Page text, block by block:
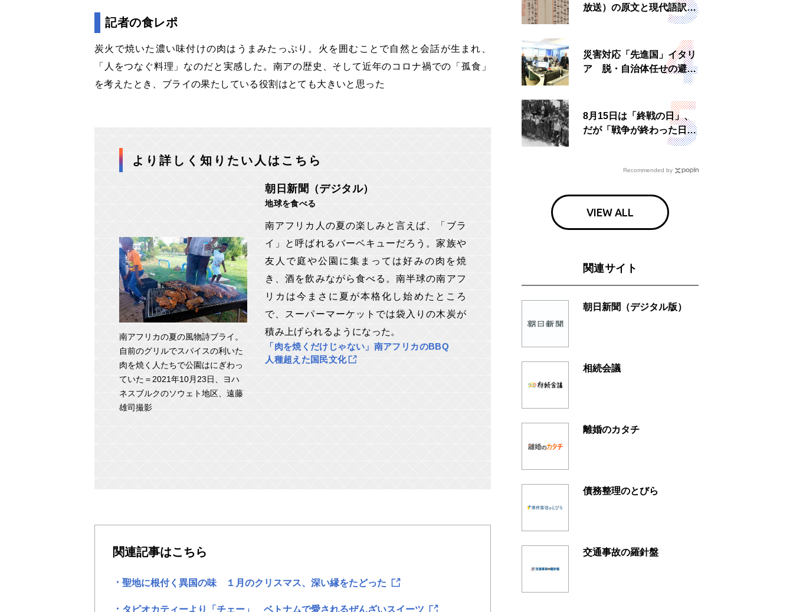
記者の食レポ
炭火で焼いた濃い味付けの肉はうまみたっぷり。火を囲むことで自然と会話が生まれ、
「人をつなぐ料理」なのだと実感した。南アの歴史、そして近年のコロナ禍での「孤食」
を考えたとき、ブライの果たしている役割はとても大きいと思った
より詳しく知りたい人はこちら
南アフリカの夏の風物詩ブライ。
自前のグリルでスパイスの利いた
肉を焼く人たちで公園はにぎわっ
ていた＝2021年10月23日、ヨハ
ネスブルクのソウェト地区、遠藤
雄司撮影
朝日新聞（デジタル）
地球を食べる
南アフリカ人の夏の楽しみと言えば、「ブラ
イ」と呼ばれるバーベキューだろう。家族や
友人で庭や公園に集まっては好みの肉を焼
き、酒を飲みながら食べる。南半球の南アフ
リカは今まさに夏が本格化し始めたところ
で、スーパーマーケットでは袋入りの木炭が
積み上げられるようになった。
「肉を焼くだけじゃない」南アフリカのBBQ
人種超えた国民文化
関連記事はこちら
聖地に根付く異国の味 １月のクリスマス、深い縁をたどった
タピオカティーより「チェー」 ベトナムで愛されるぜんざいスイーツ
放送）の原文と現代語訳を
読む もう一つの「終戦の
災害対応「先進国」イタリ
ア 脱・自治体任せの避難
所運営、被災者への温かい
8月15日は「終戦の日」、
だが「戦争が終わった日」
は国によって異なる？
Recommended by
VIEW ALL
関連サイト
朝日新聞（デジタル版）
相続会議
離婚のカタチ
債務整理のとびら
交通事故の羅針盤